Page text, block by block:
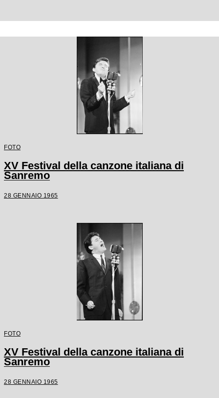
FOTO
XV Festival della canzone italiana di
Sanremo
28 GENNAIO 1965
FOTO
XV Festival della canzone italiana di
Sanremo
28 GENNAIO 1965